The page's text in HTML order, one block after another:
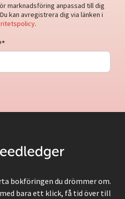
marknadsföring anpassad till dig
kan avregistrera dig via länken i
.
*
bokföringen du drömmer om.
bara ett klick, få tid över till